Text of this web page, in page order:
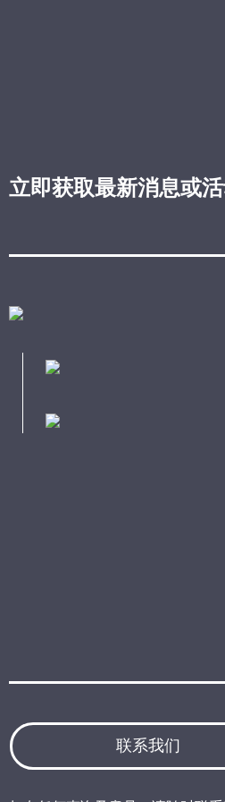
立即获取最新消息或
联系我们